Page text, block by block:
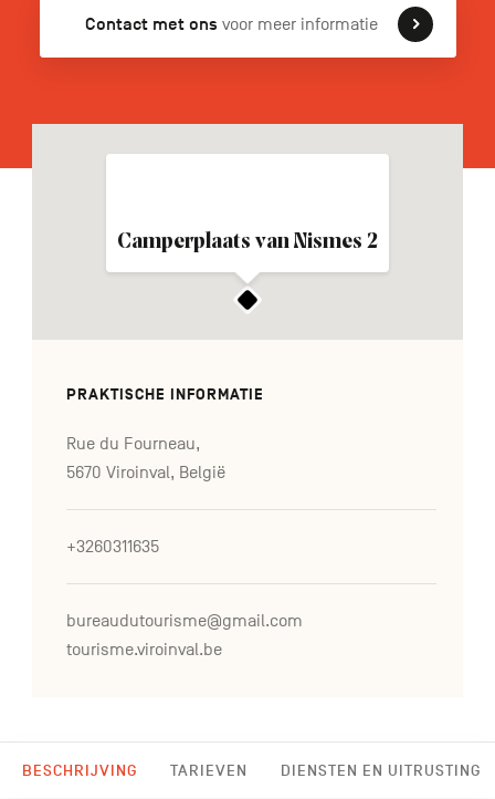
Contact met ons voor meer informatie
BESCHRIJVING TARIEVEN DIENSTEN EN UITRUSTING
Camperplaats van Nismes 2
PRAKTISCHE INFORMATIE
Rue du Fourneau,
5670 Viroinval, België
+3260311635
bureaudutourisme@gmail.com
tourisme.viroinval.be